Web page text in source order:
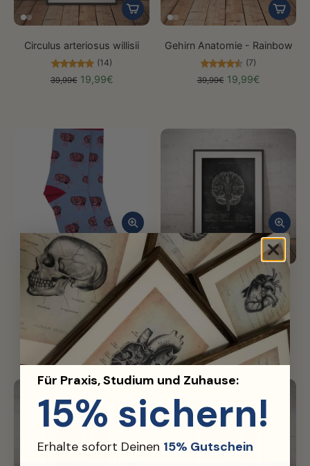
Circulus arteriosus willisii
(14)
39,99€ 19,99€
Gehirn Anatomie - Rainbow
(7)
39,99€ 19,99€
Gehirn Anatomie Socken
aus Bio-Baumwolle
(7)
12,99€
Gehirn Aufbau im Schnitt -
Chalkboard
(14)
39,99€ 19,99€
Für Praxis, Studium und Zuhause:
15% sichern!
Erhalte sofort Deinen 15% Gutschein